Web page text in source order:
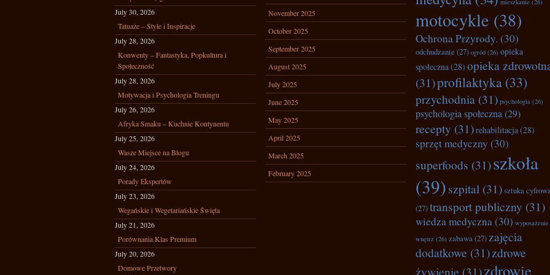
July 30, 2026
Tatuaże – Style i Inspiracje
July 28, 2026
Konwenty – Fantastyka, Popkultura i
Społeczność
July 28, 2026
Motywacja i Psychologia Treningu
July 26, 2026
Afryka Smaku – Kuchnie Kontynentu
July 25, 2026
Wasze Miejsce na Blogu
July 24, 2026
Porady Ekspertów
July 23, 2026
Wegańskie i Wegetariańskie Święta
July 21, 2026
Porównania Klas Premium
July 20, 2026
Domowe Przetwory
November 2025
October 2025
September 2025
August 2025
July 2025
June 2025
May 2025
April 2025
March 2025
February 2025
mieszkanie (26)
motocykle (38)
Ochrona Przyrody. (30)
odchudzanie (27) ogród (26) opieka
społeczna(28) opieka
(31)profilaktyka (33)
przychodnia (31) psychologia (26)
psychologia społeczna(29)
recepty (31)rehabilitacja(28)
sprzęt medyczny (30)
superfoods (31)szkoła
(39)szpital (31)sztuka
(27)transport publiczny (31)
wiedza medyczna(30) wyposażenie
wnętrz (26) zabawa(27) zajęcia
dodatkowe (31)zdrowe
żywienie (31)zdrowie